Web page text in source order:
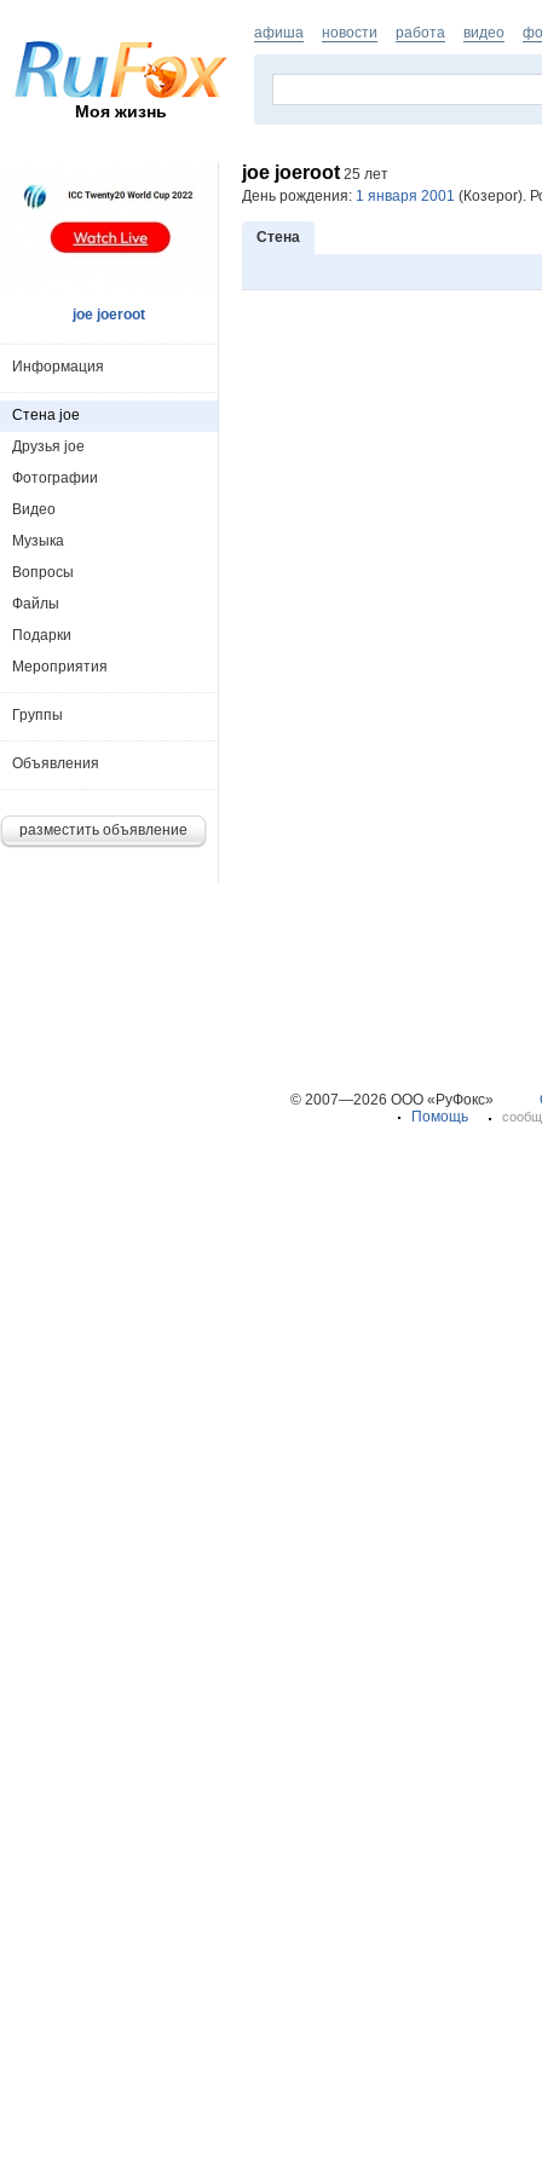
Моя жизнь
афиша новости работа видео
joe joeroot25 лет
День рождения: 1 января 2001 (Козерог).
Стена
joe joeroot
Информация
Стена joe
Друзья joe
Фотографии
Видео
Музыка
Вопросы
Файлы
Подарки
Мероприятия
Группы
Объявления
разместить объявление
© 2007—2026 ООО «РуФокс»
Помощь